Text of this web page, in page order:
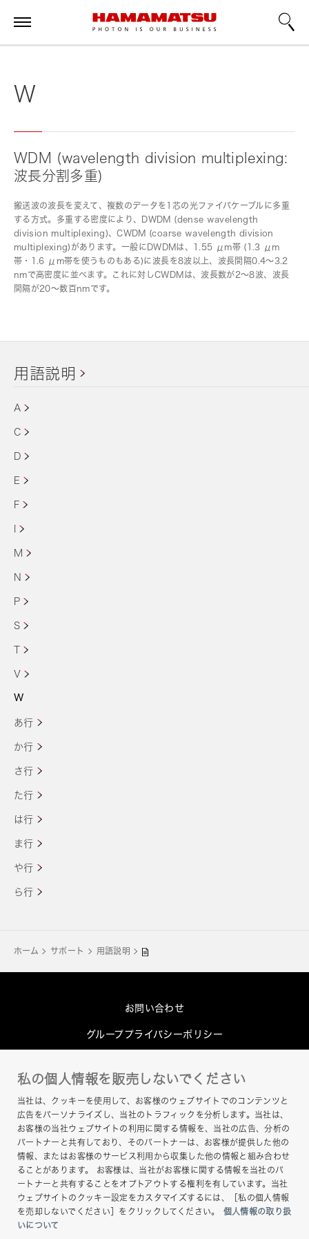
W
WDM (wavelength division multiplexing:
波長分割多重)
搬送波の波長を変えて、複数のデータを1芯の光ファイバケーブルに多重
する方式。多重する密度により、DWDM (dense wavelength
division multiplexing)、CWDM (coarse wavelength division
multiplexing)があります。一般にDWDMは、1.55 μm帯 (1.3 μm
帯・1.6 μm帯を使うものもある)に波長を8波以上、波長間隔0.4～3.2
nmで高密度に並べます。これに対しCWDMは、波長数が2～8波、波長
間隔が20～数百nmです。
用語説明
A
C
D
E
F
I
M
N
P
S
T
V
W
あ行
か行
さ行
た行
は行
ま行
や行
ら行
ホーム サポート 用語説明
お問い合わせ
グループプライバシーポリシー
このサイトについて
ヘルプ
サイトマップ
私の個人情報を販売しないでください
当社は、クッキーを使用して、お客様のウェブサイトでのコンテンツと
広告をパーソナライズし、当社のトラフィックを分析します。当社は、
お客様の当社ウェブサイトの利用に関する情報を、当社の広告、分析の
パートナーと共有しており、そのパートナーは、お客様が提供した他の
情報、またはお客様のサービス利用から収集した他の情報と組み合わせ
ることがあります。 お客様は、当社がお客様に関する情報を当社のパ
ートナーと共有することをオプトアウトする権利を有しています。当社
ウェブサイトのクッキー設定をカスタマイズするには、［私の個人情報
を売却しないでください］をクリックしてください。
個人情報の取り扱
いについて